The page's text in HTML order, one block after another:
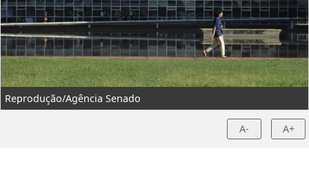
Reprodução/Agência Senado
A- A+